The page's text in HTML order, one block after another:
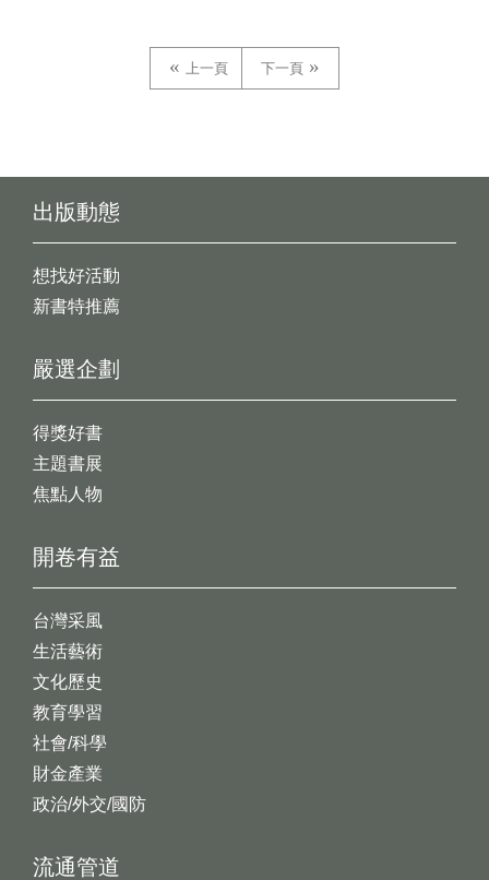
上一頁 下一頁
出版動態
想找好活動
新書特推薦
開卷有益
台灣采風
生活藝術
文化歷史
教育學習
社會/科學
財金產業
政治/外交/國防
嚴選企劃
得獎好書
主題書展
焦點人物
流通管道